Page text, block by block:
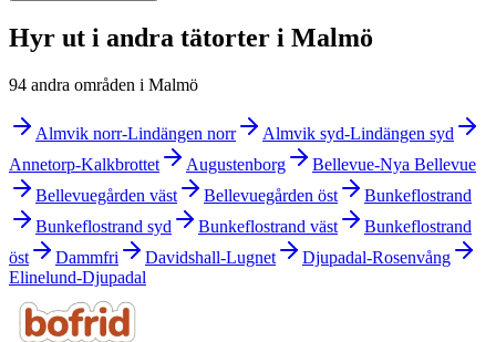
Hyr ut i andra tätorter i Malmö
94 andra områden i Malmö
Almvik norr-Lindängen norr
Almvik syd-Lindängen syd
Annetorp-Kalkbrottet
Augustenborg
Bellevue-Nya Bellevue
Bellevuegården väst
Bellevuegården öst
Bunkeflostrand
Bunkeflostrand syd
Bunkeflostrand väst
Bunkeflostrand
öst
Dammfri Davidshall-Lugnet
Djupadal-Rosenvång
Elinelund-Djupadal